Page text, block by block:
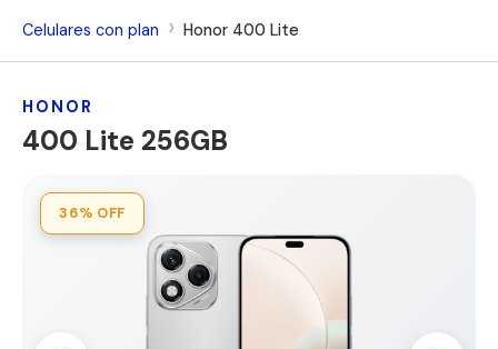
Celulares con plan Honor 400 Lite
HONOR
400 Lite 256GB
36% OFF